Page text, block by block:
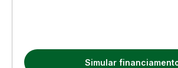
Simular